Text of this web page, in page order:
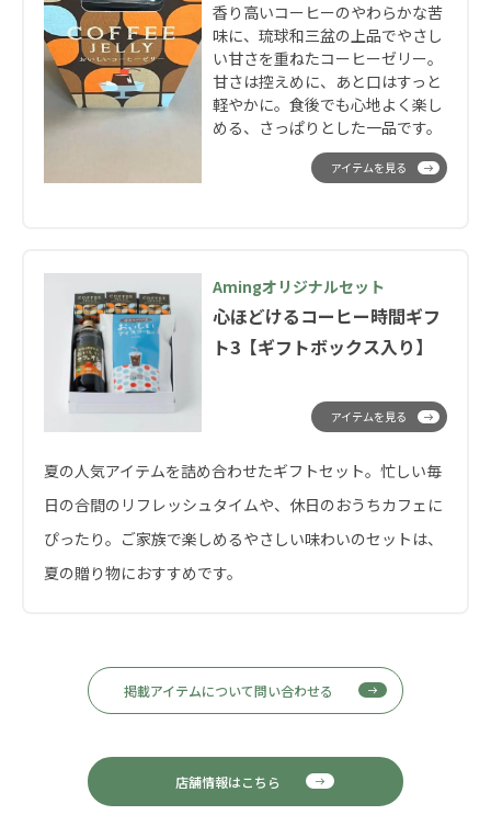
香り高いコーヒーのやわらかな苦
味に、琉球和三盆の上品でやさし
い甘さを重ねたコーヒーゼリー。
甘さは控えめに、あと口はすっと
軽やかに。食後でも心地よく楽し
める、さっぱりとした一品です。
アイテムを見る
心ほどけるコーヒー時間ギフ
ト3【ギフトボックス入り】
Amingオリジナルセット
夏の人気アイテムを詰め合わせたギフトセット。忙しい毎
日の合間のリフレッシュタイムや、休日のおうちカフェに
ぴったり。ご家族で楽しめるやさしい味わいのセットは、
夏の贈り物におすすめです。
アイテムを見る
掲載アイテムについて問い合わせる
店舗情報はこちら